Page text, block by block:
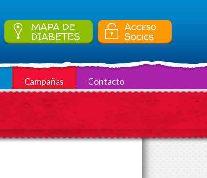
Acceso
Socios
MAPA DE
DIABETES
Campañas Contacto